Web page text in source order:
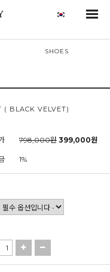
SHOES
( BLACK VELVET)
798,000원 399,000원
1%